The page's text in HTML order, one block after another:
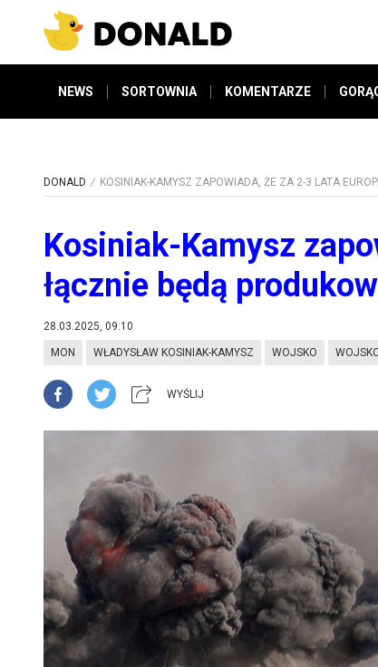
NEWS SORTOWNIA KOMENTARZE
DONALD KOSINIAK-KAMYSZ ZAPOWIADA, ŻE ZA 2-3 LATA
Kosiniak-Kamysz
łącznie będą
28.03.2025, 09:10
MON WŁADYSŁAW KOSINIAK-KAMYSZ WOJSKO
WYŚLIJ